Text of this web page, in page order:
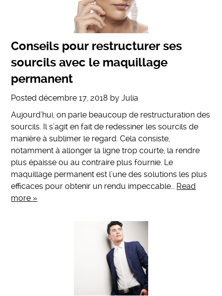
Conseils pour restructurer ses
sourcils avec le maquillage
permanent
Posteddécembre 17, 2018 byJulia
Aujourd’hui, on parle beaucoup de restructuration des
sourcils. Il s’agit en fait de redessiner les sourcils de
manière à sublimer le regard. Cela consiste,
notamment à allonger la ligne trop courte, la rendre
plus épaisse ou au contraire plus fournie. Le
maquillage permanent est l’une des solutions les plus
efficaces pour obtenir un rendu impeccable… Read
more »